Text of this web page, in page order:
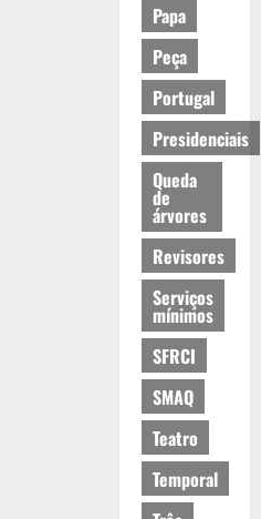
Papa
Peça
Portugal
Presidenciais
Queda
de
árvores
Revisores
Serviços
mínimos
SFRCI
SMAQ
Teatro
Temporal